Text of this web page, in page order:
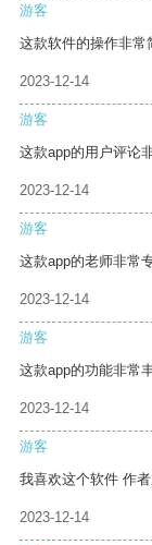
游客
这款软件的操作非常
2023-12-14
游客
这款app的用户评论
2023-12-14
游客
这款app的老师非常
2023-12-14
游客
这款app的功能非常
2023-12-14
游客
我喜欢这个软件 作
2023-12-14